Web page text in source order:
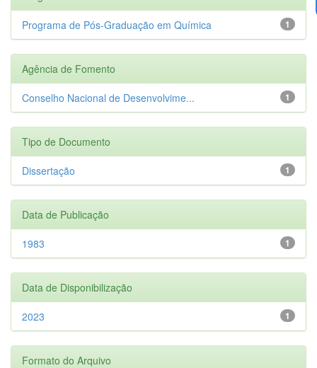
1
Programa de Pós-Graduação em Química
Agência de Fomento
1
Conselho Nacional de Desenvolvime...
Tipo de Documento
1
Dissertação
Data de Publicação
1
1983
Data de Disponibilização
1
2023
Formato do Arquivo